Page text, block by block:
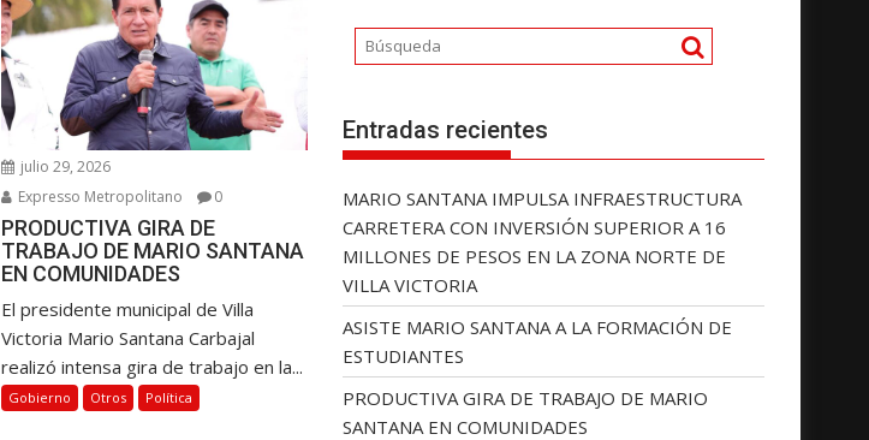
julio 29, 2026
Expresso Metropolitano
0
PRODUCTIVA GIRA DE
TRABAJO DE MARIO SANTANA
EN COMUNIDADES
El presidente municipal de Villa
Victoria Mario Santana Carbajal
realizó intensa gira de trabajo en la...
Gobierno Otros Política
Entradas recientes
MARIO SANTANA IMPULSA INFRAESTRUCTURA
CARRETERA CON INVERSIÓN SUPERIOR A 16
MILLONES DE PESOS EN LA ZONA NORTE DE
VILLA VICTORIA
ASISTE MARIO SANTANA A LA FORMACIÓN DE
ESTUDIANTES
PRODUCTIVA GIRA DE TRABAJO DE MARIO
SANTANA EN COMUNIDADES